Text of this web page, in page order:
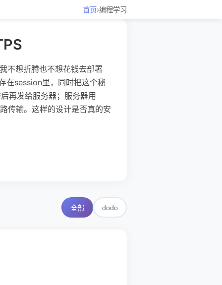
首页›编程学习
不想折腾也不想花钱去部署
在session里，同时把这个秘
再发给服务器；服务器用
传输。这样的设计是否真的安
全部 dodo